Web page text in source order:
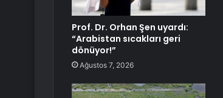
Prof. Dr. Orhan Şen uyardı:
“Arabistan sıcakları geri
dönüyor!”
Ağustos 7, 2026